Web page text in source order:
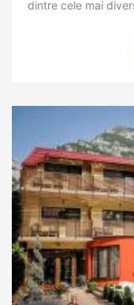
dintre cele mai